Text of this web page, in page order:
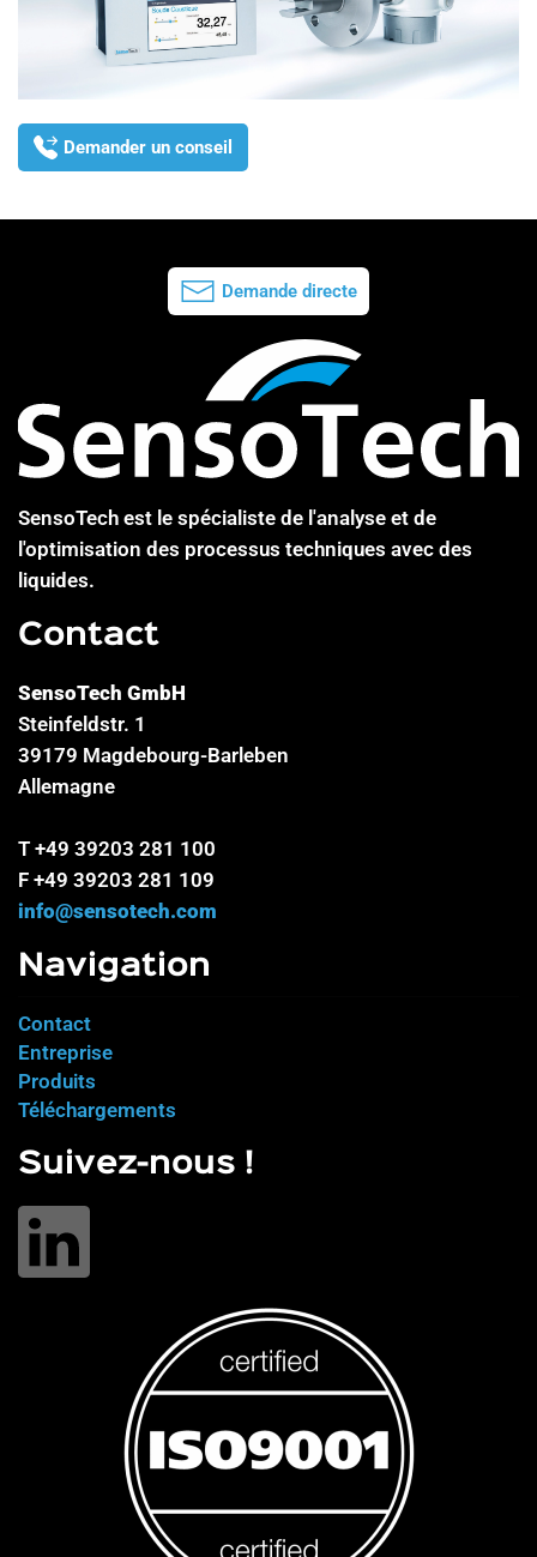
Demander un conseil
Demande directe
SensoTech est le spécialiste de l'analyse et de
l'optimisation des processus techniques avec des
liquides.
Contact
SensoTech GmbH
Steinfeldstr. 1
39179 Magdebourg-Barleben
Allemagne
T +49 39203 281 100
F +49 39203 281 109
info@sensotech.com
Navigation
Contact
Entreprise
Produits
Téléchargements
Suivez-nous !